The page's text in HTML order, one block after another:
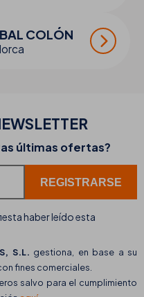
COLÓN
últimas ofertas?
haber leído esta
S.L. gestiona, en base a su
fines comerciales.
salvo para el cumplimiento